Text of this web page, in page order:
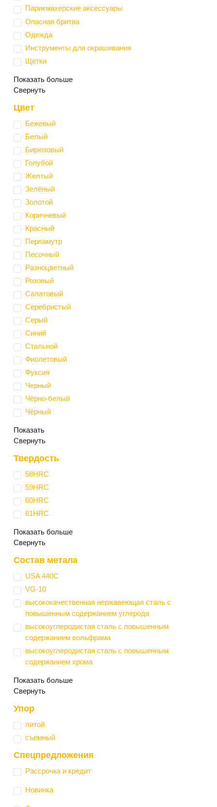
Парикмахерские аксессуары
Опасная бритва
Одежда
Инструменты для окрашивания
Щетки
Показать больше
Свернуть
Цвет
Бежевый
Белый
Бирюзовый
Голубой
Желтый
Зелёный
Золотой
Коричневый
Красный
Перламутр
Песочный
Разноцветный
Розовый
Салатовый
Серебристый
Серый
Синий
Стальной
Фиолетовый
Фуксия
Черный
Чёрно-белый
Чёрный
Показать
Свернуть
Твердость
58HRC
59HRC
60HRC
61HRC
Показать больше
Свернуть
Состав метала
USA 440С
VG-10
высококачественная нержавеющая сталь с
повышенным содержанием углерода
высокоуглеродистая сталь с повышенным
содержанием вольфрама
высокоуглеродистая сталь с повышенным
содержанием хрома
Показать больше
Свернуть
Упор
литой
съемный
Спецпредложения
Рассрочка и кредит
Новинка